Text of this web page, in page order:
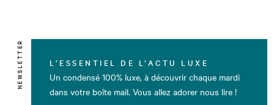
NEWSLETTER L’ESSENTIEL DE L’ACTU LUXE
Un condensé 100% luxe, à découvrir chaque mardi
dans votre boîte mail. Vous allez adorer nous lire !